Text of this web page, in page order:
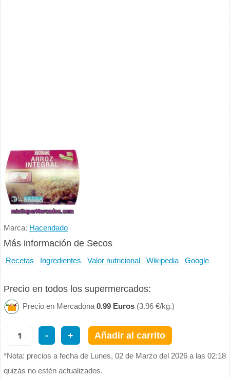
Marca: Hacendado
Más información de Secos
Recetas Ingredientes Valor nutricional Wikipedia Google
Precio en todos los supermercados:
Precio en Mercadona0.99 Euros (3.96 €/kg.)
- + Añadir al carrito
*Nota: precios a fecha de Lunes, 02 de Marzo del 2026 a las 02:18
quizás no estén actualizados.